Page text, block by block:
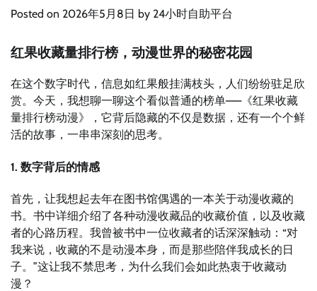
Posted on 2026年5月8日 by 24小时自助平台
红果收藏量排行榜，动漫世界的秘密花园
在这个数字时代，信息如红果般挂满枝头，人们纷纷驻足欣
赏。今天，我想聊一聊这个看似普通的榜单——《红果收藏
量排行榜动漫》，它背后隐藏的不仅是数据，还有一个个鲜
活的故事，一串串深刻的思考。
1. 数字背后的情感
首先，让我想起去年在图书馆偶遇的一本关于动漫收藏的
书。书中详细介绍了各种动漫收藏品的收藏价值，以及收藏
者的心路历程。我曾被书中一位收藏者的话深深触动：“对
我来说，收藏的不是动漫本身，而是那些陪伴我成长的日
子。”这让我不禁思考，为什么我们会如此热衷于收藏动
漫？